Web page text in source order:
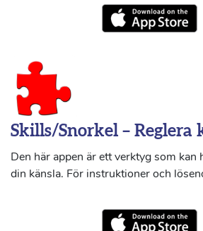
Skills/Snorkel – Reglera
Den här appen är ett verktyg som kan
din känsla. För instruktioner och